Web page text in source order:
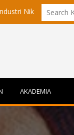
Utara?
AKADEMIA